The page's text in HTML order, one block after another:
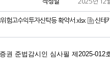
험고수익투자신탁등 확약서.xlsx 신테
권 준법감시인 심사필 제2025-012